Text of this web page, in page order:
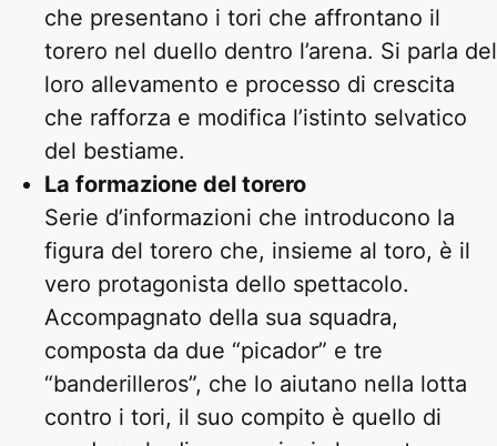
che presentano i tori che affrontano il
torero nel duello dentro l’arena. Si parla del
loro allevamento e processo di crescita
che rafforza e modifica l’istinto selvatico
del bestiame.
La formazione del torero
Serie d’informazioni che introducono la
figura del torero che, insieme al toro, è il
vero protagonista dello spettacolo.
Accompagnato della sua squadra,
composta da due “picador” e tre
“banderilleros”, che lo aiutano nella lotta
contro i tori, il suo compito è quello di